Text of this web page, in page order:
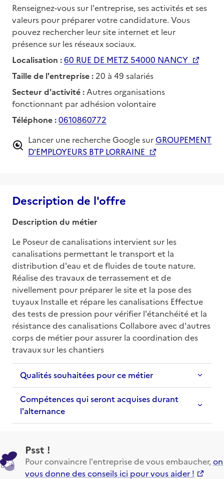
Renseignez-vous sur l'entreprise, ses activités et ses
valeurs pour préparer votre candidature. Vous
pouvez rechercher leur site internet et leur
présence sur les réseaux sociaux.
Localisation :60 RUE DE METZ 54000 NANCY
Taille de l'entreprise : 20 à 49 salariés
Secteur d'activité : Autres organisations
fonctionnant par adhésion volontaire
Téléphone :0610860772
Lancer une recherche Google surGROUPEMENT
D'EMPLOYEURS BTP LORRAINE
Description de l'offre
Description du métier
Le Poseur de canalisations intervient sur les
canalisations permettant le transport et la
distribution d'eau et de fluides de toute nature.
Réalise des travaux de terrassement et de
nivellement pour préparer le site et la pose des
tuyaux Installe et répare les canalisations Effectue
des tests de pression pour vérifier l'étanchéité et la
résistance des canalisations Collabore avec d'autres
corps de métier pour assurer la coordination des
travaux sur les chantiers
Qualités souhaitées pour ce métier
Compétences qui seront acquises durant
l'alternance
Psst !
Pour convaincre l'entreprise de vous embaucher,on
vous donne des conseils ici pour vous aider !